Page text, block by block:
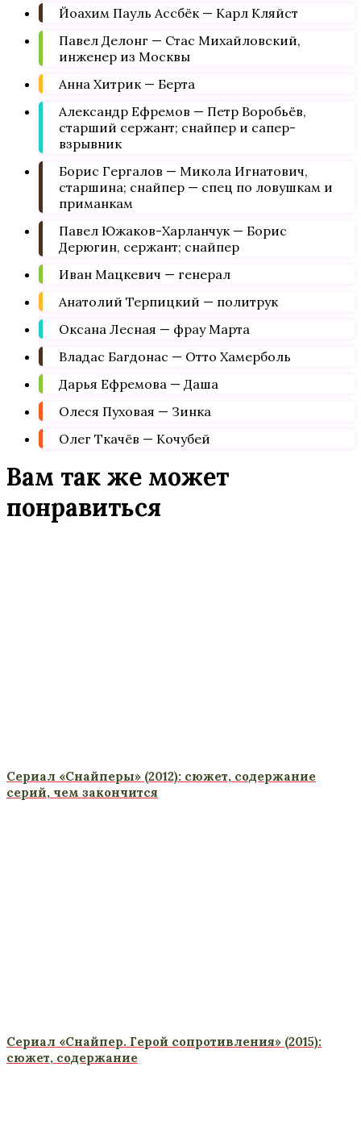
Йоахим Пауль Ассбёк — Карл Кляйст
Павел Делонг — Стас Михайловский,
инженер из Москвы
Анна Хитрик — Берта
Александр Ефремов — Петр Воробьёв,
старший сержант; снайпер и сапер-
взрывник
Борис Гергалов — Микола Игнатович,
старшина; снайпер — спец по ловушкам и
приманкам
Павел Южаков-Харланчук — Борис
Дерюгин, сержант; снайпер
Иван Мацкевич — генерал
Анатолий Терпицкий — политрук
Оксана Лесная — фрау Марта
Владас Багдонас — Отто Хамерболь
Дарья Ефремова — Даша
Олеся Пуховая — Зинка
Олег Ткачёв — Кочубей
Вам так же может
понравиться
Сериал «Снайперы» (2012): сюжет, содержание
серий, чем закончится
Сериал «Снайпер. Герой сопротивления» (2015):
сюжет, содержание